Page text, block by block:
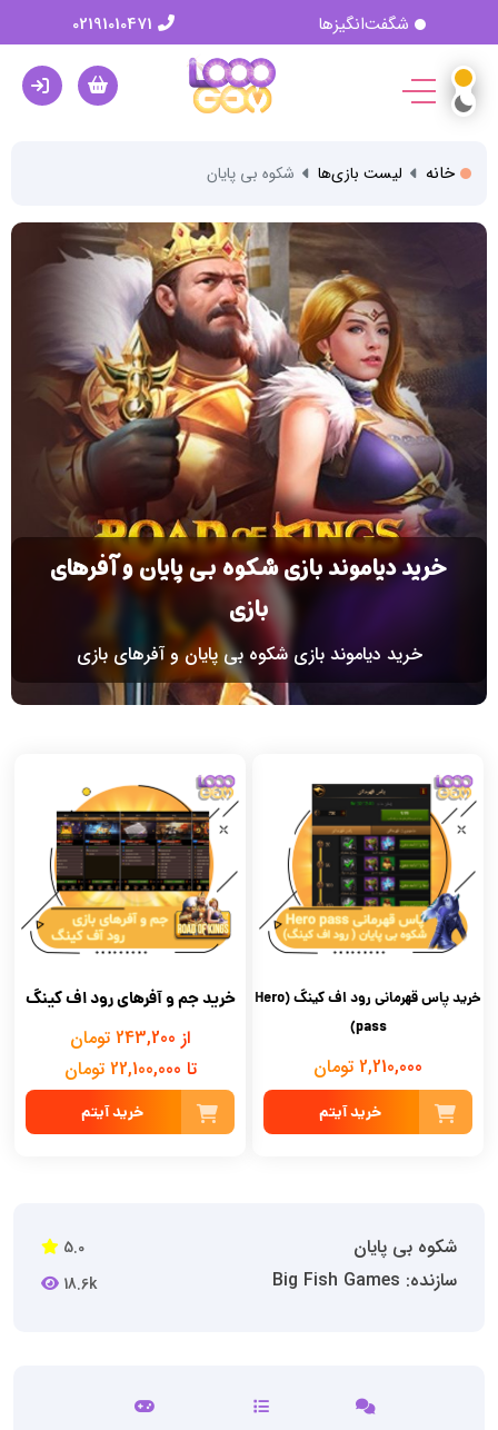
شگفت‌انگیزها
خانه لیست بازی‌ها شکوه بی پایان
خرید دیاموند بازی شکوه بی پایان و آفرهای
بازی
خرید دیاموند بازی شکوه بی پایان و آفرهای بازی
خرید پاس قهرمانی رود اف کینگ (Hero
pass)
2,210,000 تومان
خرید آیتم
خرید جم و آفرهای رود اف کینگ
از 243,200 تومان
تا 22,100,000 تومان
خرید آیتم
شکوه بی پایان
سازنده: Big Fish Games
5.0
18.6k